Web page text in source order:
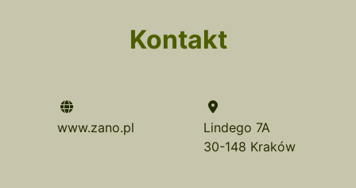
Kontakt
www.zano.pl
Lindego 7A
30-148 Kraków